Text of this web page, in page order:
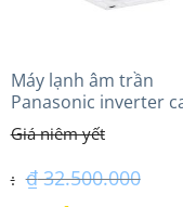
Máy lạnh âm trần
Panasonic inverter
(3.0Hp) S-
24PRH1H5
₫32.500.000